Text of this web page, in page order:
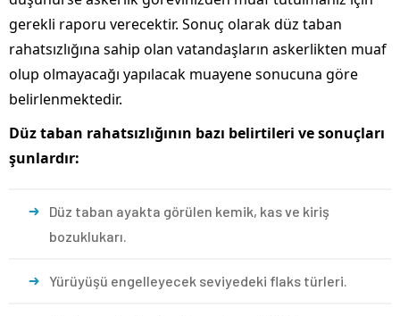
gerekli raporu verecektir. Sonuç olarak düz taban
rahatsızlığına sahip olan vatandaşların askerlikten muaf
olup olmayacağı yapılacak muayene sonucuna göre
belirlenmektedir.
Düz taban rahatsızlığının bazı belirtileri ve sonuçları
şunlardır:
Düz taban ayakta görülen kemik, kas ve kiriş
bozuklukarı.
Yürüyüşü engelleyecek seviyedeki flaks türleri.